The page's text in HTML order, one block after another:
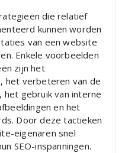
die relatief
kunnen worden
van een website
Enkele voorbeelden
zijn het
het verbeteren van de
het gebruik van interne
en het
Door deze tactieken
eigenaren snel
SEO-inspanningen.